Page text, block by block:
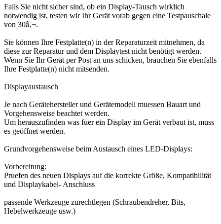
Falls Sie nicht sicher sind, ob ein Display-Tausch wirklich
notwendig ist, testen wir Ihr Gerät vorab gegen eine Testpauschale
von 30â‚¬.
Sie können Ihre Festplatte(n) in der Reparaturzeit mitnehmen, da
diese zur Reparatur und dem Displaytest nicht benötigt werden.
Wenn Sie Ihr Gerät per Post an uns schicken, brauchen Sie ebenfalls
Ihre Festplatte(n) nicht mitsenden.
Displayaustausch
Je nach Gerätehersteller und Gerätemodell muessen Bauart und
Vorgehensweise beachtet werden.
Um herauszufinden was fuer ein Display im Gerät verbaut ist, muss
es geöffnet werden.
Grundvorgehensweise beim Austausch eines LED-Displays:
Vorbereitung:
Pruefen des neuen Displays auf die korrekte Größe, Kompatibilität
und Displaykabel- Anschluss
passende Werkzeuge zurechtlegen (Schraubendreher, Bits,
Hebelwerkzeuge usw.)